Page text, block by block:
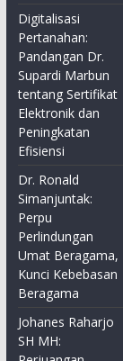
Digitalisasi
Pertanahan:
Pandangan Dr.
Supardi Marbun
tentang Sertifikat
Elektronik dan
Peningkatan
Efisiensi
Dr. Ronald
Simanjuntak:
Perpu
Perlindungan
Umat Beragama,
Kunci Kebebasan
Beragama
Johanes Raharjo
SH MH: